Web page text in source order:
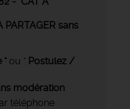
PARTAGER sans
" ou " Postulez /
modération
téléphone